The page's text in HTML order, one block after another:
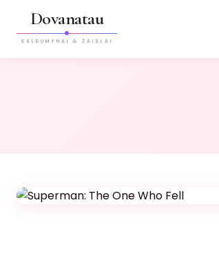
Dovanatau
SALDUMYNAI & ŽAISLAI